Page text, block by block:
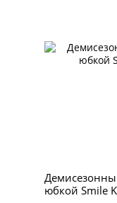
юбкой Smile